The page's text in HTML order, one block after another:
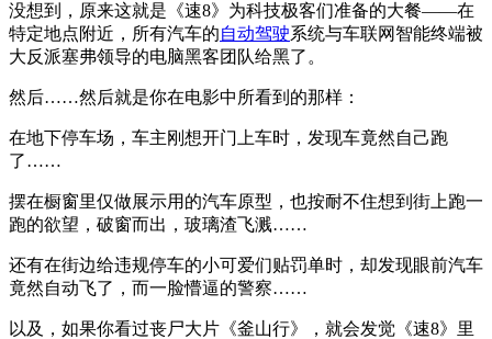
没想到，原来这就是《速8》为科技极客们准备的大餐——在
特定地点附近，所有汽车的自动驾驶系统与车联网智能终端被
大反派塞弗领导的电脑黑客团队给黑了。
然后……然后就是你在电影中所看到的那样：
在地下停车场，车主刚想开门上车时，发现车竟然自己跑
了……
摆在橱窗里仅做展示用的汽车原型，也按耐不住想到街上跑一
跑的欲望，破窗而出，玻璃渣飞溅……
还有在街边给违规停车的小可爱们贴罚单时，却发现眼前汽车
竟然自动飞了，而一脸懵逼的警察……
以及，如果你看过丧尸大片《釜山行》，就会发觉《速8》里